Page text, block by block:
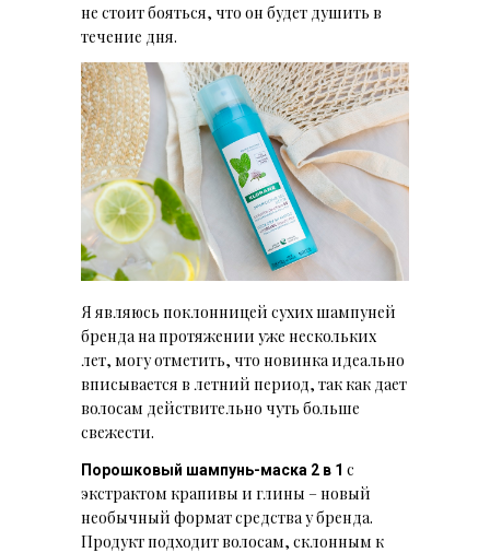
не стоит бояться, что он будет душить в
течение дня.
Я являюсь поклонницей сухих шампуней
бренда на протяжении уже нескольких
лет, могу отметить, что новинка идеально
вписывается в летний период, так как дает
волосам действительно чуть больше
свежести.
Порошковый шампунь-маска 2 в 1 с
экстрактом крапивы и глины – новый
необычный формат средства у бренда.
Продукт подходит волосам, склонным к